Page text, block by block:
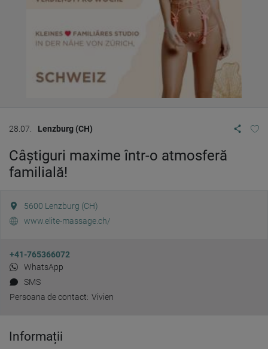
28.07. Lenzburg (CH)
Câștiguri maxime într-o atmosferă
familială!
5600 Lenzburg (CH)
www.elite-massage.ch/
+41-765366072
WhatsApp
SMS
Persoana de contact: Vivien
Informații